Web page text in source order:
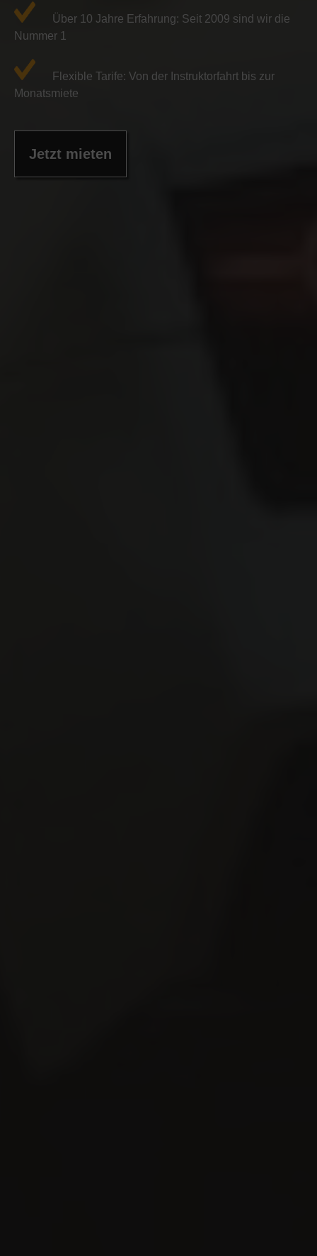
Über 10 Jahre Erfahrung: Seit 2009 sind wir die
Nummer 1
Flexible Tarife: Von der Instruktorfahrt bis zur
Monatsmiete
Jetzt mieten